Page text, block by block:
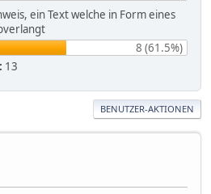
ein Text welche in Form eines
8 (61.5%)
13
BENUTZER-AKTIONEN